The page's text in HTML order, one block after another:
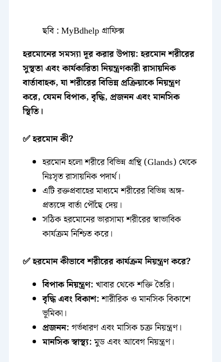
ছবি : MyBdhelp গ্রাফিক্স
হরমোনের সমস্যা দূর করার উপায়:হরমোন শরীরের
সুস্থতা এবং কার্যকারিতা নিয়ন্ত্রণকারী রাসায়নিক
বার্তাবাহক, যা শরীরের বিভিন্ন প্রক্রিয়াকে নিয়ন্ত্রণ
করে, যেমন বিপাক, বৃদ্ধি, প্রজনন এবং মানসিক
স্থিতি।
✅ হরমোন কী?
হরমোন হলো শরীরে বিভিন্ন গ্রন্থি (Glands) থেকে
নিঃসৃত রাসায়নিক পদার্থ।
এটি রক্তপ্রবাহের মাধ্যমে শরীরের বিভিন্ন অঙ্গ-
প্রত্যঙ্গে বার্তা পৌঁছে দেয়।
সঠিক হরমোনের ভারসাম্য শরীরের স্বাভাবিক
কার্যক্রম নিশ্চিত করে।
✅ হরমোন কীভাবে শরীরের কার্যক্রম নিয়ন্ত্রণ করে?
বিপাক নিয়ন্ত্রণ: খাবার থেকে শক্তি তৈরি।
বৃদ্ধি এবং বিকাশ:শারীরিক ও মানসিক বিকাশে
ভূমিকা।
প্রজনন: গর্ভধারণ এবং মাসিক চক্র নিয়ন্ত্রণ।
মানসিক স্বাস্থ্য:মুড এবং আবেগ নিয়ন্ত্রণ।